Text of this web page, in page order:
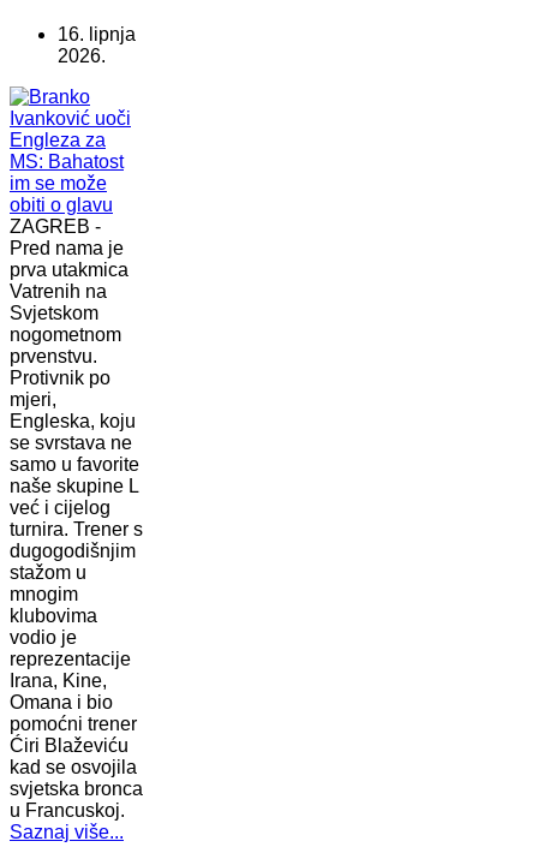
16. lipnja
2026.
ZAGREB -
Pred nama je
prva utakmica
Vatrenih na
Svjetskom
nogometnom
prvenstvu.
Protivnik po
mjeri,
Engleska, koju
se svrstava ne
samo u favorite
naše skupine L
već i cijelog
turnira. Trener s
dugogodišnjim
stažom u
mnogim
klubovima
vodio je
reprezentacije
Irana, Kine,
Omana i bio
pomoćni trener
Ćiri Blaževiću
kad se osvojila
svjetska bronca
u Francuskoj.
Saznaj više...